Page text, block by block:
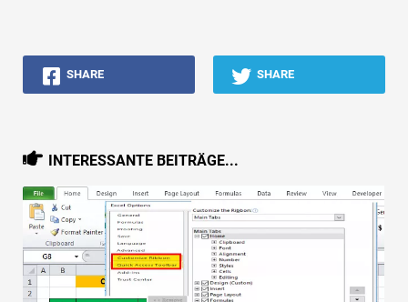
SHARE SHARE
INTERESSANTE BEITRÄGE...